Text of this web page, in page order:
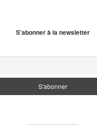
S'abonner à la newsletter